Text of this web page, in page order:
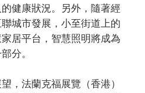
健康狀況。另外，隨著經
城市發展，小至街道上的
居平台，智慧照明將成為
分。
，法蘭克福展覽（香港）